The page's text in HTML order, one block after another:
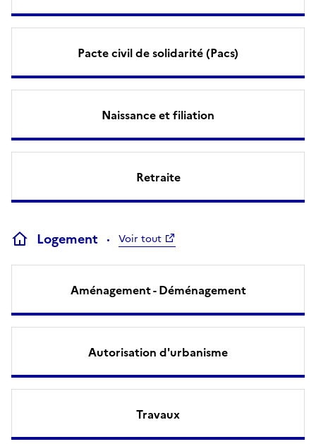
Pacte civil de solidarité (Pacs)
Naissance et filiation
Retraite
Logement Voir tout
Aménagement - Déménagement
Autorisation d'urbanisme
Travaux